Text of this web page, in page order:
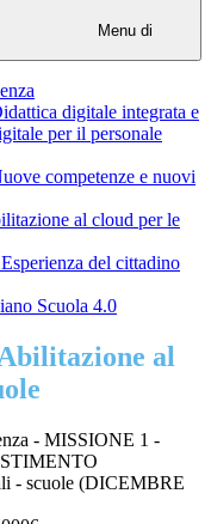
Menu di
digitale integrata e
per il personale
competenze e nuovi
al cloud per le
del cittadino
Scuola 4.0
al
- MISSIONE 1 -
- scuole (DICEMBRE